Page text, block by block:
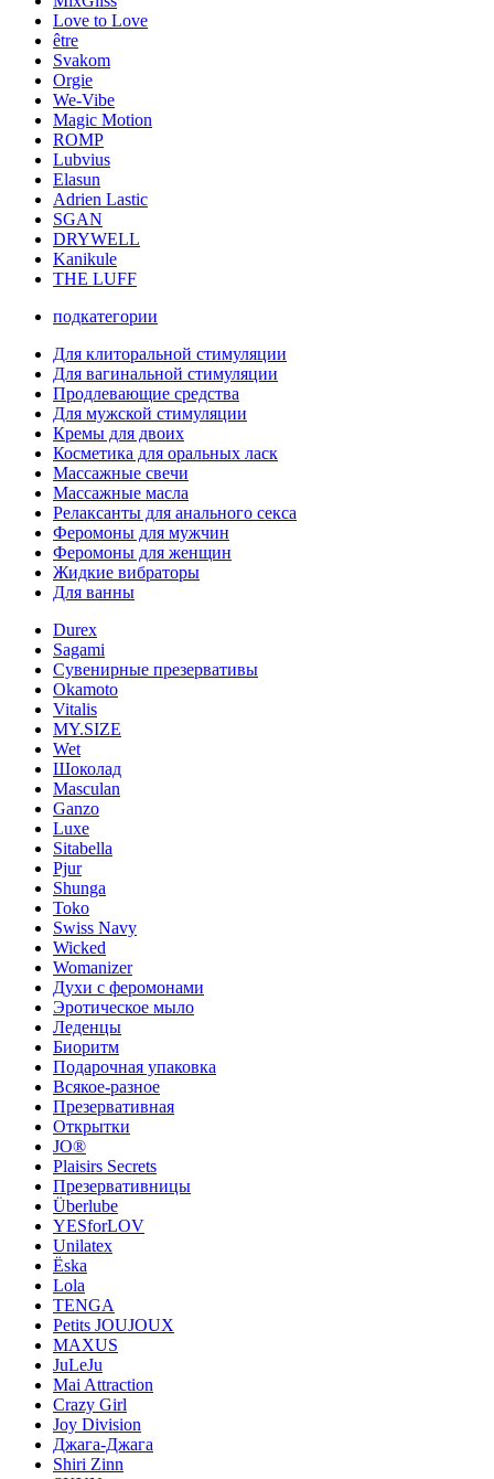
Love to Love
être
Svakom
Orgie
We-Vibe
Magic Motion
ROMP
Lubvius
Elasun
Adrien Lastic
SGAN
DRYWELL
Kanikule
THE LUFF
подкатегории
Для клиторальной стимуляции
Для вагинальной стимуляции
Продлевающие средства
Для мужской стимуляции
Кремы для двоих
Косметика для оральных ласк
Массажные свечи
Массажные масла
Релаксанты для анального секса
Феромоны для мужчин
Феромоны для женщин
Жидкие вибраторы
Для ванны
Durex
Sagami
Сувенирные презервативы
Okamoto
Vitalis
MY.SIZE
Wet
Шоколад
Masculan
Ganzo
Luxe
Sitabella
Pjur
Shunga
Toko
Swiss Navy
Wicked
Womanizer
Духи с феромонами
Эротическое мыло
Леденцы
Биоритм
Подарочная упаковка
Всякое-разное
Презервативная
Открытки
JO®
Plaisirs Secrets
Презервативницы
Überlube
YESforLOV
Unilatex
Ёska
Lola
TENGA
Petits JOUJOUX
MAXUS
JuLeJu
Mai Attraction
Crazy Girl
Joy Division
Джага-Джага
Shiri Zinn